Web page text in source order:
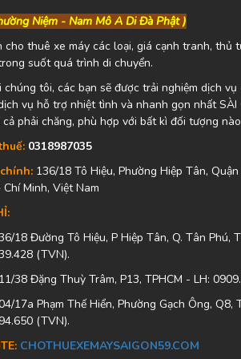
Niệm - Nam Mô A Di Đà Phật )
cho thuê xe máy các loại, giá cạnh tranh, thủ
suốt quá trình di chuyển.
chúng tôi, các bạn sẽ được trải nghiệm dịch
vụ hỗ trợ nhiệt tình và nhanh gọn nhất SÀI
cả phải chăng, phù hợp với bất kì đối tượng
0318987035
136/18 Tô Hiệu, Phường Hiệp Tân,
Minh, Việt Nam
18 Đường Tô Hiệu, P Hiệp Tân, Q. Tân Phú,
(TVN).
38 Đặng Thuỳ Trâm, P13, TPHCM - LH:
17a Phạm Thế Hiển, Phường Gạch Ông, Q8,
(TVN).
CHOTHUEXEMAYSAIGON59.COM